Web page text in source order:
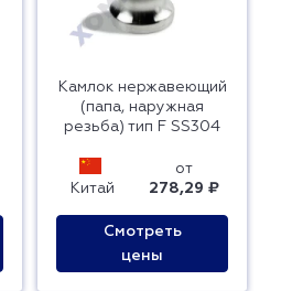
Камлок нержавеющий
(папа, наружная
резьба) тип F SS304
Китай
от
278,29 ₽
Смотреть
цены